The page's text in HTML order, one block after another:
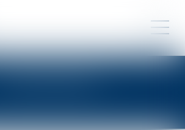
HONORAIRES